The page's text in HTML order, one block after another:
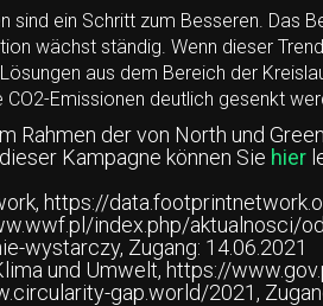
sind ein Schritt zum Besseren. Das
wächst ständig. Wenn dieser
aus dem Bereich der
CO2-Emissionen deutlich gesenkt
Rahmen der von North und
Kampagne können Sie hier
https://
index.php/aktualnosci/
wystarczy, Zugang: 14.06.2021
und Umwelt, https://
gap.world/2021,